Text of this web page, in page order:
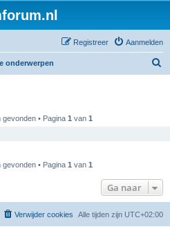
Aanmelden
Registreer
onderwerpen
• Pagina 1 van 1
• Pagina 1 van 1
Ga naar
Alle tijden zijn UTC+02:00
Verwijder cookies